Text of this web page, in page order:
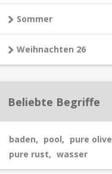
Sommer
Weihnachten 26
Beliebte Begriffe
baden, pool, pure olive
pure rust, wasser